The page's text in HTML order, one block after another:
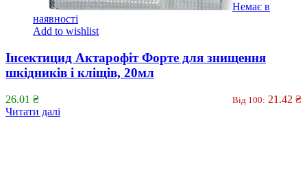
Немає в
наявності
Add to wishlist
Інсектицид Актарофіт Форте для знищення
шкідників і кліщів, 20мл
26.01 ₴ Від 100: 21.42 ₴
Читати далі